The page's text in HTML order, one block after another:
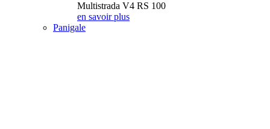
Multistrada V4 RS 100
en savoir plus
Panigale